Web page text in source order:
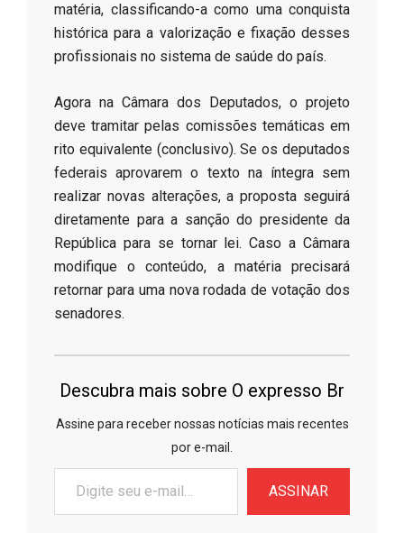
matéria, classificando-a como uma conquista
histórica para a valorização e fixação desses
profissionais no sistema de saúde do país.
​Agora na Câmara dos Deputados, o projeto
deve tramitar pelas comissões temáticas em
rito equivalente (conclusivo). Se os deputados
federais aprovarem o texto na íntegra sem
realizar novas alterações, a proposta seguirá
diretamente para a sanção do presidente da
República para se tornar lei. Caso a Câmara
modifique o conteúdo, a matéria precisará
retornar para uma nova rodada de votação dos
senadores.
Descubra mais sobre O expresso Br
Assine para receber nossas notícias mais recentes
por e-mail.
seu
e-
ASSINAR